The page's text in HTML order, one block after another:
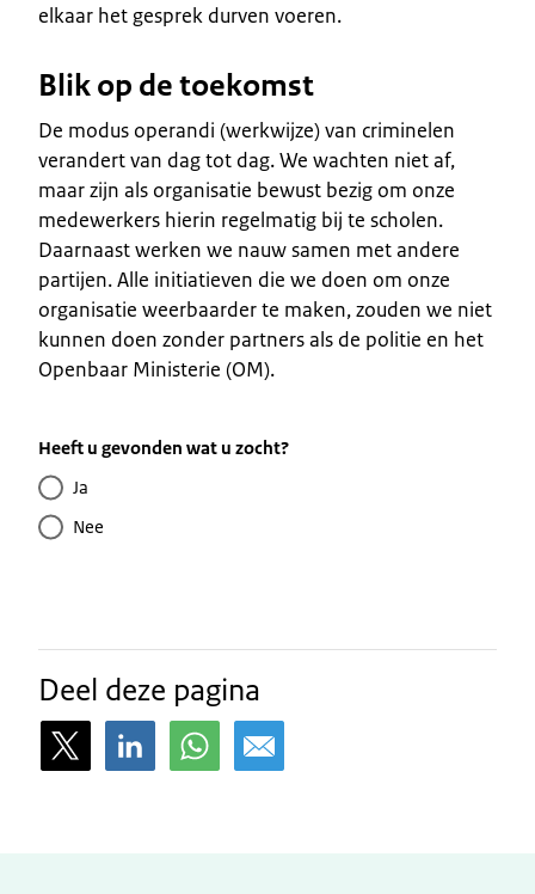
elkaar het gesprek durven voeren.
Blik op de toekomst
De modus operandi (werkwijze) van criminelen
verandert van dag tot dag. We wachten niet af,
maar zijn als organisatie bewust bezig om onze
medewerkers hierin regelmatig bij te scholen.
Daarnaast werken we nauw samen met andere
partijen. Alle initiatieven die we doen om onze
organisatie weerbaarder te maken, zouden we niet
kunnen doen zonder partners als de politie en het
Openbaar Ministerie (OM).
Heeft u gevonden wat u zocht?
Ja
Nee
Deel deze pagina